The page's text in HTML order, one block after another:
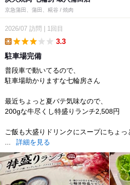
京急蒲田、蒲田、糀谷 / 焼肉
2026/07 訪問 1回目
3.3
駐車場完備
普段車で動いてるので、
駐車場助かりますな七輪房さん
最近ちょっと夏バテ気味なので、
200gな牛尽くし特盛りランチ2,508円
ご飯も大盛りドリンクにスープにちょっ
詳細を見る